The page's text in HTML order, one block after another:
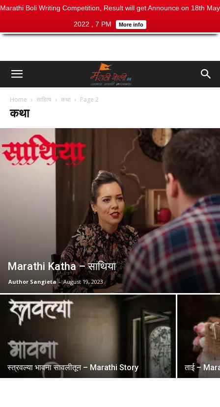
Marathi Boli Writing Competition, Result will get Announce on 18th May
2022 , 7 PM More info
Home साहित्य कथा Page 2
कथा
Marathi Katha – साथिया
Author Sangieta - August 19, 2023
स्त्रवल्या भावना सावलीतून – Marathi Story ताई –